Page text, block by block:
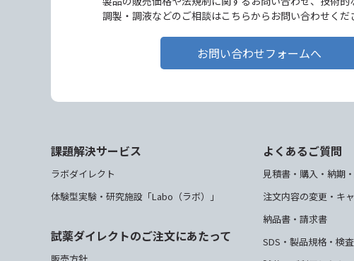
調製・調液などのご相談はこちらからお問い合わせくだ
お問い合わせフォームへ
課題解決サービス
ラボダイレクト
体験型実験・研究施設「Labo（ラボ）」
試薬ダイレクトのご注文にあたって
よくあるご質問
見積書・購入・納期
注文内容の変更・キ
納品書・請求書
SDS・製品規格・検